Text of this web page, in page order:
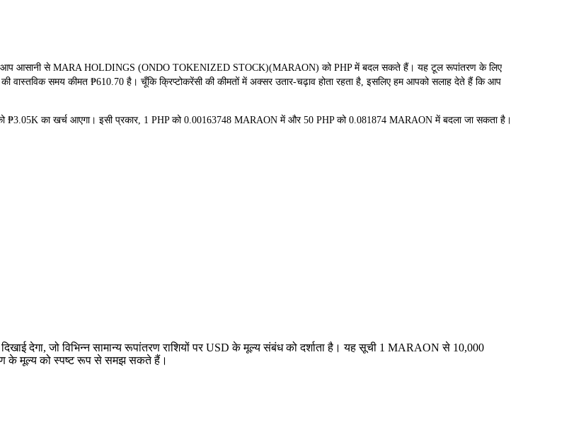
आप आसानी से MARA HOLDINGS (ONDO TOKENIZED STOCK)(MARAON) को PHP में बदल सकते हैं। यह टूल रूपांतरण के लिए
वास्तविक समय कीमत ₱610.70 है। चूँकि क्रिप्टोकरेंसी की कीमतों में अक्सर उतार-चढ़ाव होता रहता है, इसलिए हम आपको सलाह देते हैं कि आप
का खर्च आएगा। इसी प्रकार, 1 PHP को 0.00163748 MARAON में और 50 PHP को 0.081874 MARAON में बदला जा सकता है।
देगा, जो विभिन्न सामान्य रूपांतरण राशियों पर USD के मूल्य संबंध को दर्शाता है। यह सूची 1 MARAON से 10,000
के मूल्य को स्पष्ट रूप से समझ सकते हैं।